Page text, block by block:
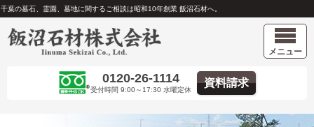
千葉の墓石、霊園、墓地に関するご相談は昭和10年創業 飯沼石材へ。
メニュー
0120-26-1114
受付時間 9:00～17:30 水曜定休
資料請求